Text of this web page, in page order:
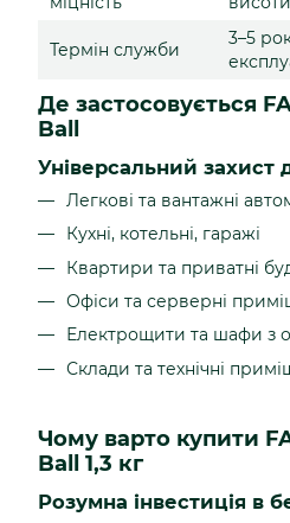
Термін служби
3–5
Де застосовується
Ball
Універсальний захист
Легкові та вантажні
Кухні, котельні, гаражі
Квартири та приватні
Офіси та серверні
Електрощити та шафи з
Склади та технічні
Чому варто купити
Ball 1,3 кг
Розумна інвестиція в